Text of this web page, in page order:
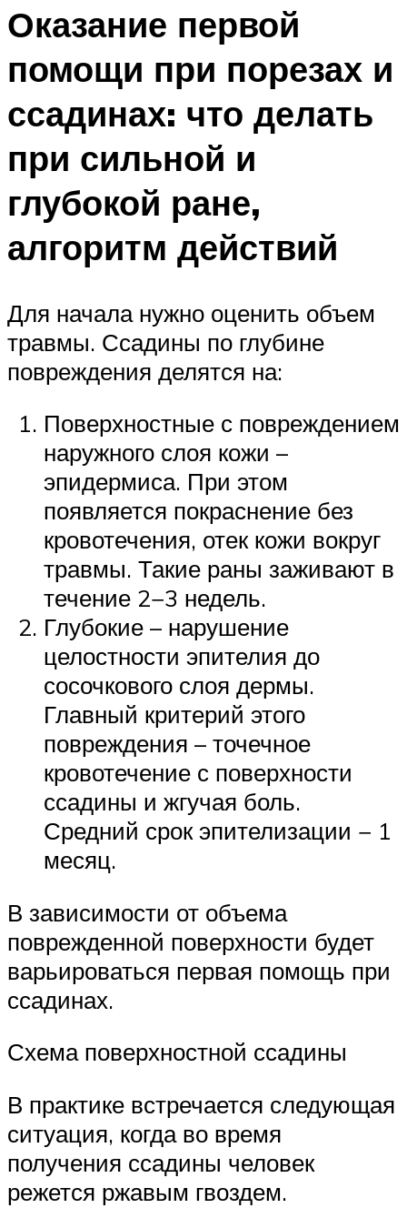
Оказание первой
помощи при порезах и
ссадинах: что делать
при сильной и
глубокой ране,
алгоритм действий
Для начала нужно оценить объем
травмы. Ссадины по глубине
повреждения делятся на:
Поверхностные с повреждением
наружного слоя кожи –
эпидермиса. При этом
появляется покраснение без
кровотечения, отек кожи вокруг
травмы. Такие раны заживают в
течение 2−3 недель.
Глубокие – нарушение
целостности эпителия до
сосочкового слоя дермы.
Главный критерий этого
повреждения – точечное
кровотечение с поверхности
ссадины и жгучая боль.
Средний срок эпителизации − 1
месяц.
В зависимости от объема
поврежденной поверхности будет
варьироваться первая помощь при
ссадинах.
Схема поверхностной ссадины
В практике встречается следующая
ситуация, когда во время
получения ссадины человек
режется ржавым гвоздем.